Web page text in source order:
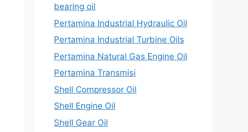
bearing oil
Pertamina Industrial Hydraulic Oil
Pertamina Industrial Turbine Oils
Pertamina Natural Gas Engine Oil
Pertamina Transmisi
Shell Compressor Oil
Shell Engine Oil
Shell Gear Oil